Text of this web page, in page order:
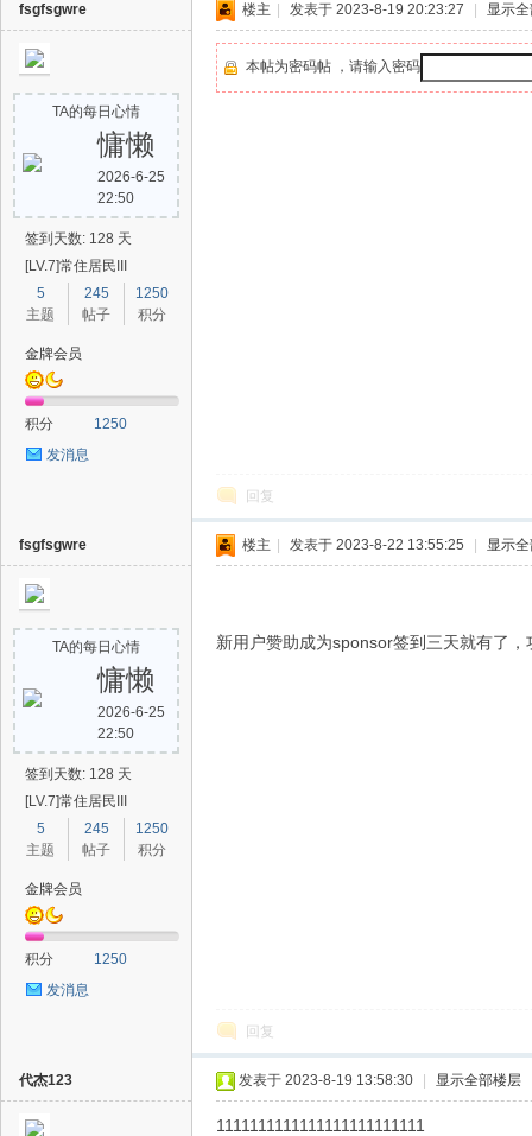
fsgfsgwre
TA的每日心情
慵懒
2026-6-25
22:50
签到天数: 128 天
[LV.7]常住居民III
5
主题
245
帖子
1250
积分
金牌会员
积分
1250
发消息
楼主 发表于 2023-8-19 20:23:27 显示
本帖为密码帖 ，请输入密码
回复
fsgfsgwre
TA的每日心情
慵懒
2026-6-25
22:50
签到天数: 128 天
[LV.7]常住居民III
5
主题
245
帖子
1250
积分
金牌会员
积分
1250
发消息
楼主 发表于 2023-8-22 13:55:25 显示
新用户赞助成为sponsor签到三天就有了
回复
代杰123 发表于 2023-8-19 13:58:30 显示全部楼层
1111111111111111111111111